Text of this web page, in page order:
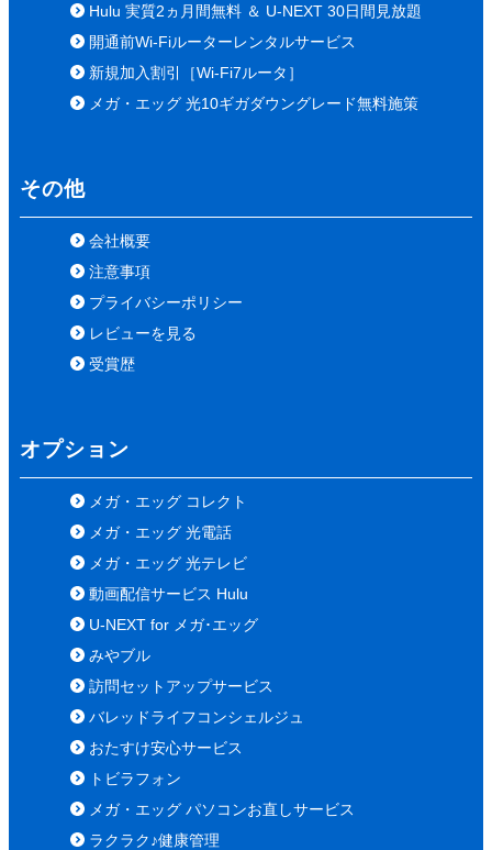
Hulu 実質2ヵ月間無料 ＆ U-NEXT 30日間見放題
開通前Wi-Fiルーターレンタルサービス
新規加入割引［Wi-Fi7ルータ］
メガ・エッグ 光10ギガダウングレード無料施策
その他
会社概要
注意事項
プライバシーポリシー
レビューを見る
受賞歴
オプション
メガ・エッグ コレクト
メガ・エッグ 光電話
メガ・エッグ 光テレビ
動画配信サービス Hulu
U-NEXT for メガ･エッグ
みやブル
訪問セットアップサービス
バレッドライフコンシェルジュ
おたすけ安心サービス
トビラフォン
メガ・エッグ パソコンお直しサービス
ラクラク♪健康管理